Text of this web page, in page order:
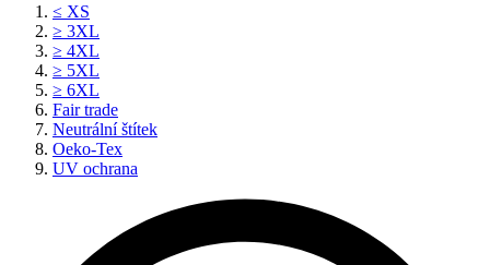
≤ XS
≥ 3XL
≥ 4XL
≥ 5XL
≥ 6XL
Fair trade
Neutrální štítek
Oeko-Tex
UV ochrana